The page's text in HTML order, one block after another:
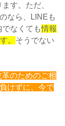
す。ただ、
なら、LINEも
でなくても情報
。 そうでない
のためのご相
けずに、今で